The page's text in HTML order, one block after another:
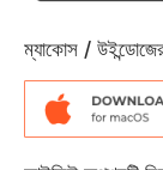
ম্যাকোস /